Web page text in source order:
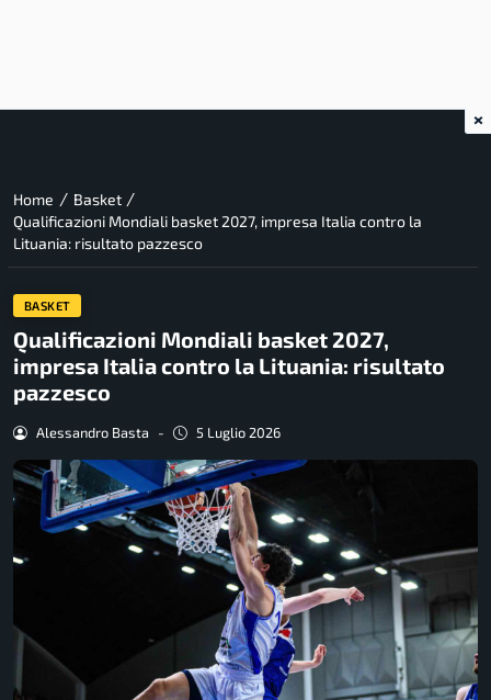
Home / Basket /
Qualificazioni Mondiali basket 2027, impresa Italia contro la
Lituania: risultato pazzesco
BASKET
Qualificazioni Mondiali basket 2027,
impresa Italia contro la Lituania: risultato
pazzesco
Alessandro Basta - 5 Luglio 2026
×